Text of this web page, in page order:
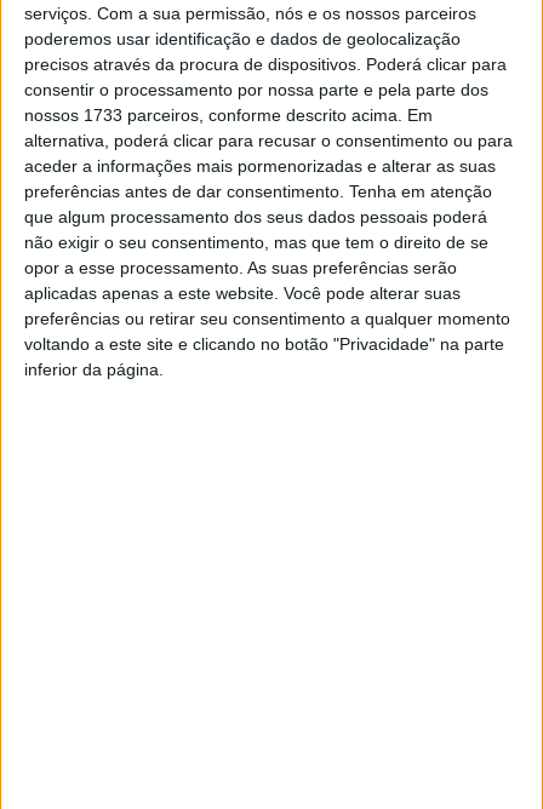
serviços. Com a sua permissão, nós e os nossos parceiros
poderemos usar identificação e dados de geolocalização
precisos através da procura de dispositivos. Poderá clicar para
consentir o processamento por nossa parte e pela parte dos
nossos 1733 parceiros, conforme descrito acima. Em
alternativa, poderá clicar para recusar o consentimento ou para
aceder a informações mais pormenorizadas e alterar as suas
preferências antes de dar consentimento. Tenha em atenção
que algum processamento dos seus dados pessoais poderá
não exigir o seu consentimento, mas que tem o direito de se
opor a esse processamento. As suas preferências serão
aplicadas apenas a este website. Você pode alterar suas
preferências ou retirar seu consentimento a qualquer momento
voltando a este site e clicando no botão "Privacidade" na parte
inferior da página.
Pub
TAGS Hora de Verão Mudança de hora Viseu
Artigo anterior